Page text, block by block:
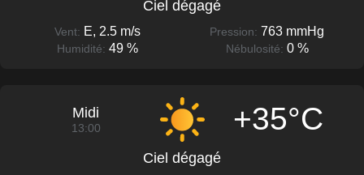
Ciel dégagé
Vent: E, 2.5 m/s Pression: 763 mmHg
Humidité: 49 % Nébulosité: 0 %
Midi
13:00 +35°C
Ciel dégagé